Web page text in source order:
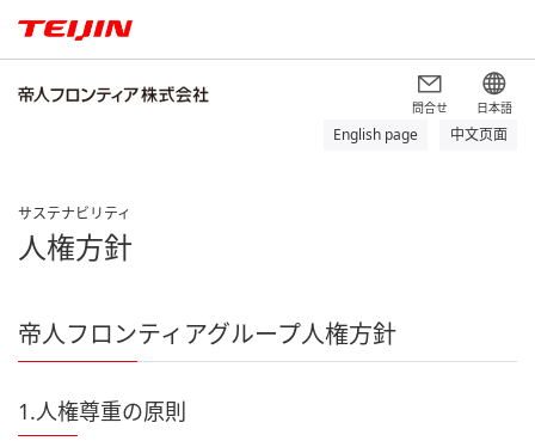
問合せ 日本語
English page 中文页面
サステナビリティ
人権方針
帝人フロンティアグループ人権方針
1.人権尊重の原則